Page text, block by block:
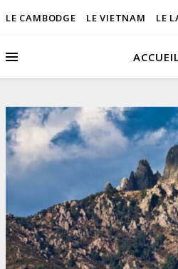
LE CAMBODGE LE VIETNAM LE